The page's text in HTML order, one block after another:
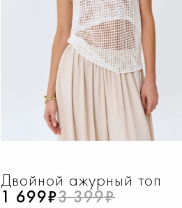
Двойной ажурный топ
1 699₽3 399₽